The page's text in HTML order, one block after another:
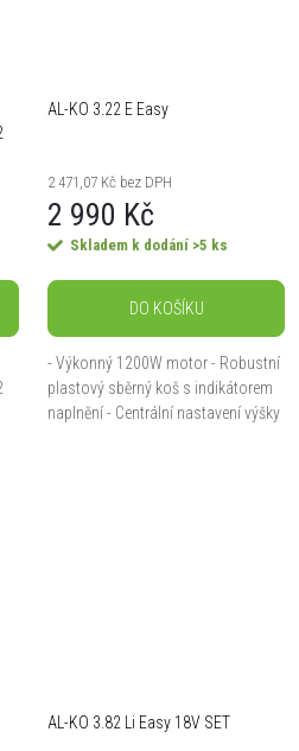
AL-KO 3.22 E Easy
2 471,07 Kč bez DPH
2 990 Kč
Skladem k dodání >5 ks
DO KOŠÍKU
- Výkonný 1200W motor - Robustní
plastový sběrný koš s indikátorem
naplnění - Centrální nastavení výšky
AL-KO 3.82 Li Easy 18V SET